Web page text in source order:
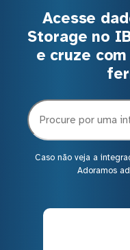
Acesse
Storage no
e cruze
Caso não veja a
Adoramos